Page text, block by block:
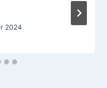
2024